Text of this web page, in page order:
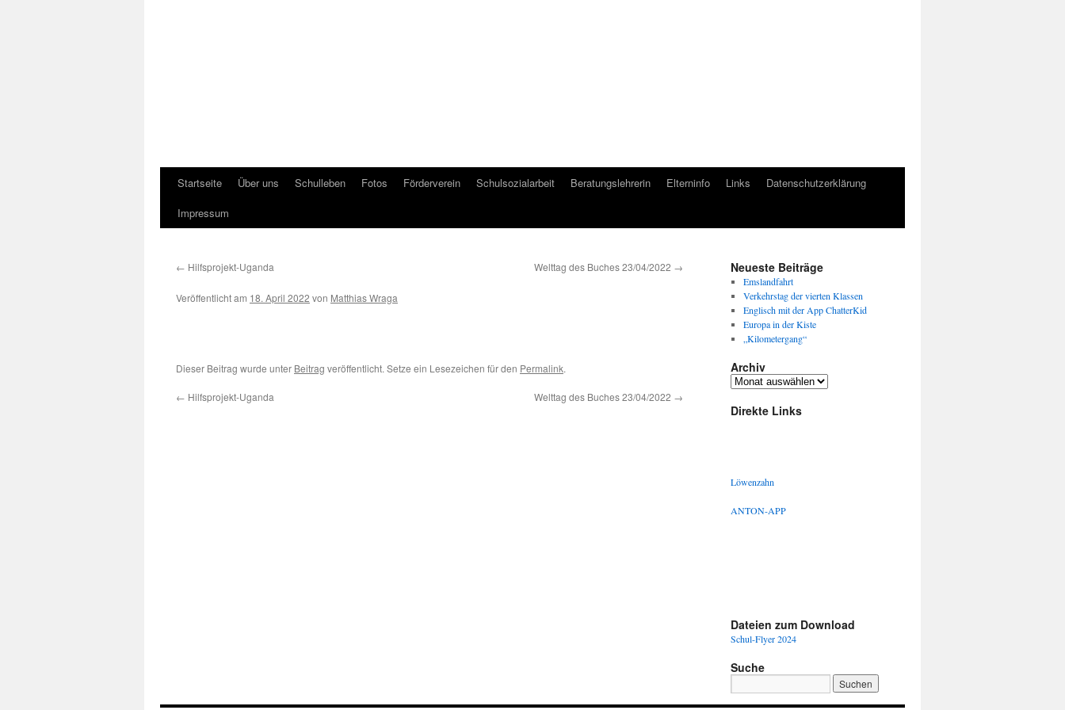
Startseite Über uns Schulleben Fotos Förderverein Schulsozialarbeit Beratungslehrerin Elterninfo Links
Datenschutzerklärung
Impressum
← Hilfsprojekt-Uganda Welttag des Buches 23/04/2022 →
Veröffentlicht am 18. April 2022 von Matthias Wraga
Dieser Beitrag wurde unter Beitrag veröffentlicht. Setze ein Lesezeichen für den Permalink.
← Hilfsprojekt-Uganda Welttag des Buches 23/04/2022 →
Neueste Beiträge
Emslandfahrt
Verkehrstag der vierten Klassen
Englisch mit der App ChatterKid
Europa in der Kiste
„Kilometergang“
Archiv
Archiv
Direkte Links
Löwenzahn
ANTON-APP
Dateien zum Download
Schul-Flyer 2024
Suche